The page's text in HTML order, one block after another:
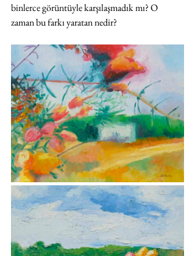
binlerce görüntüyle karşılaşmadık mı? O
zaman bu farkı yaratan nedir?